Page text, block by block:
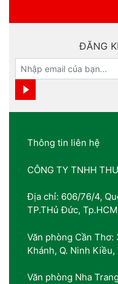
ĐĂNG
Thông tin liên hệ
CÔNG TY TNHH
Địa chỉ: 606/76/4,
TP.THủ Đức, Tp.HCM
Văn phòng Cần Thơ:
Khánh, Q. Ninh Kiều,
Văn phòng Nha